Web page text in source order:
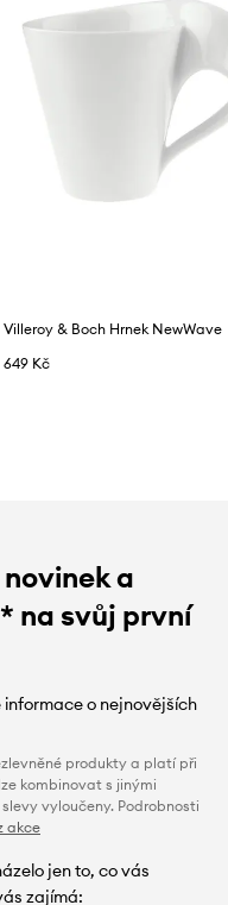
Villeroy & Boch Hrnek NewWave
649 Kč
a
na svůj první
o nejnovějších
produkty a platí při
kombinovat s jinými
vyloučeny. Podrobnosti
akce
jen to, co vás
zajímá: